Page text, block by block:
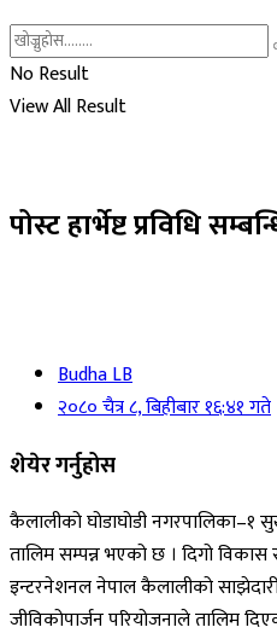
No Result
View All Result
पोस्ट हार्भेष्ट प्रविधि
Budha LB
२०८० चैत्र ८, बिहीबार १६:४१ गते
शेयेर गर्नुहोस
कैलालीको घोडाघोडी नगरपालिका–१
तालिम सम्पन्न भएको छ । दिगो
इन्टरनेशनल नेपाल कैलालीको
जीविकोपार्जन परियोजनाले तालिम